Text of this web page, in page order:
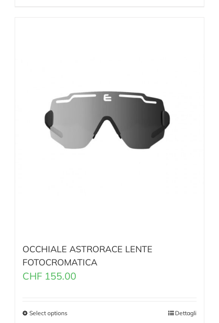
OCCHIALE ASTRORACE LENTE
FOTOCROMATICA
CHF 155.00
Select options Dettagli